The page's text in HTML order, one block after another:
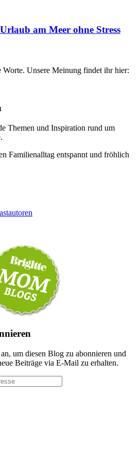
am Meer ohne Stress
Worte. Unsere Meinung findet ihr hier:
Themen und Inspiration rund um
Familienalltag entspannt und fröhlich
um diesen Blog zu abonnieren und
Beiträge via E-Mail zu erhalten.